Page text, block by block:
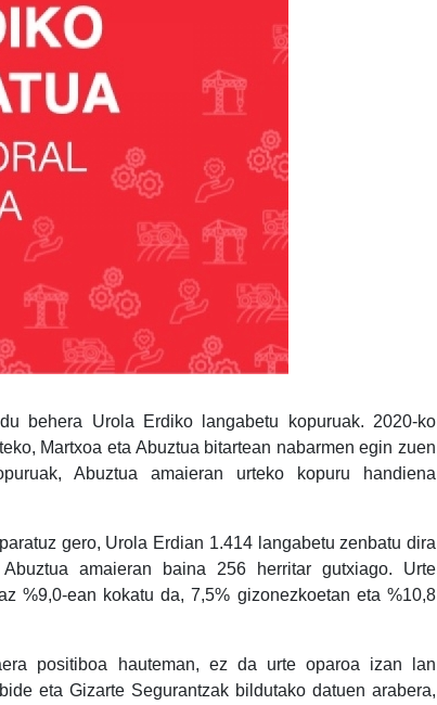
behera Urola Erdiko langabetu kopuruak. 2020-ko
Martxoa eta Abuztua bitartean nabarmen egin zuen
Abuztua amaieran urteko kopuru handiena
gero, Urola Erdian 1.414 langabetu zenbatu dira
amaieran baina 256 herritar gutxiago. Urte
%9,0-ean kokatu da, 7,5% gizonezkoetan eta %10,8
positiboa hauteman, ez da urte oparoa izan lan
eta Gizarte Segurantzak bildutako datuen arabera,